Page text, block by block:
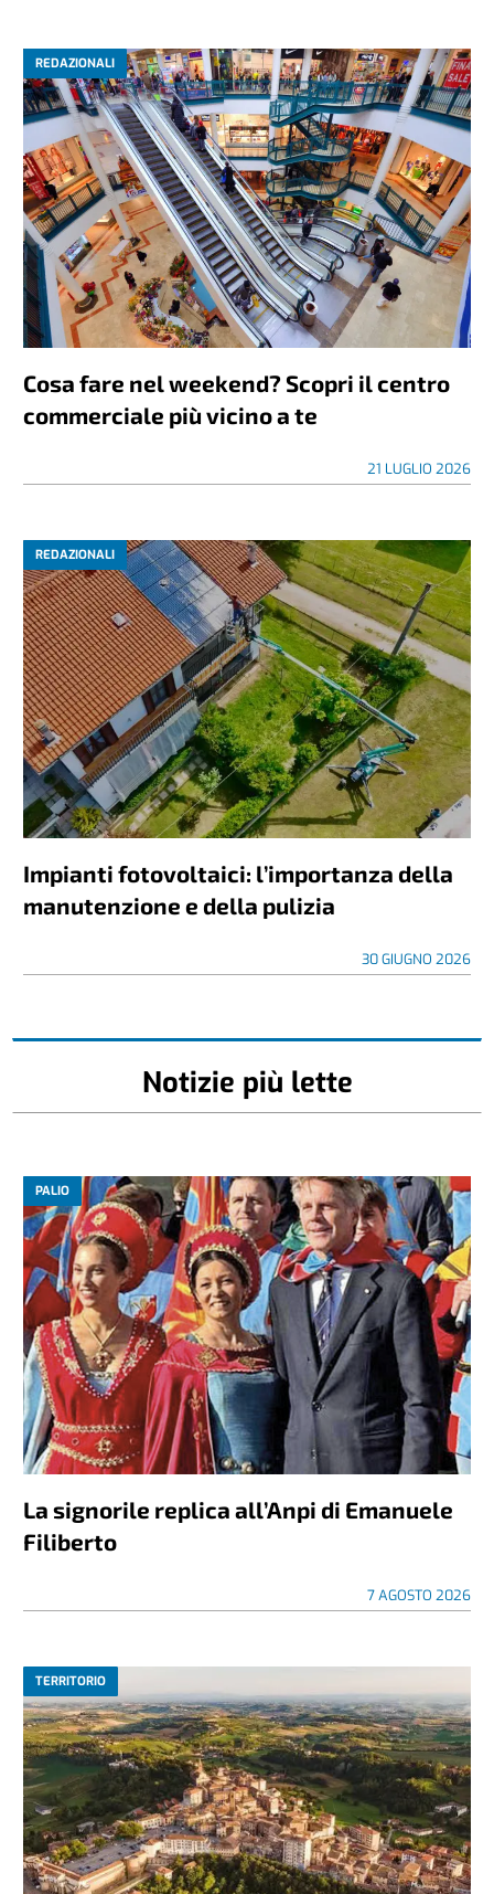
REDAZIONALI
Cosa fare nel weekend? Scopri il centro
commerciale più vicino a te
21 LUGLIO 2026
REDAZIONALI
Impianti fotovoltaici: l’importanza della
manutenzione e della pulizia
30 GIUGNO 2026
Notizie più lette
PALIO
La signorile replica all’Anpi di Emanuele
Filiberto
7 AGOSTO 2026
TERRITORIO